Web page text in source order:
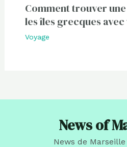
Comment trouver
les îles grecques avec
Voyage
News of
News de